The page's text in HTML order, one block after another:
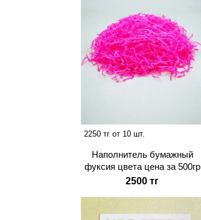
2250 тг от 10 шт.
Наполнитель бумажный
фуксия цвета цена за 500гр
2500 тг